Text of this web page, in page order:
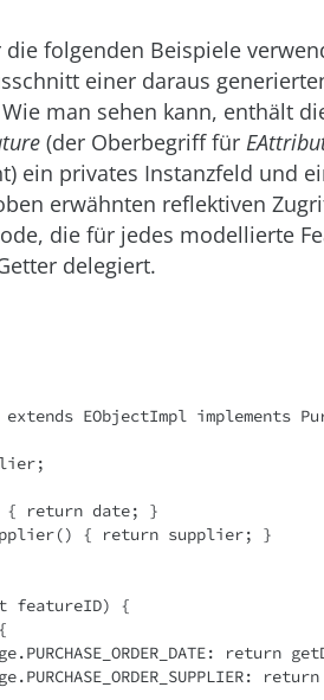
folgenden Beispiele
einer daraus
man sehen kann, enthält
(der Oberbegriff für
ein privates Instanzfeld und
erwähnten reflektiven
die für jedes modellierte
delegiert.
EObjectImpl implements